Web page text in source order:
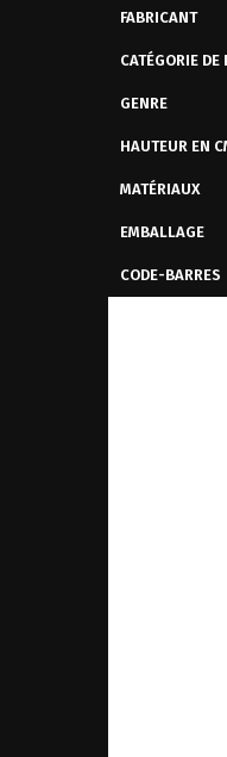
FABRICANT
CATÉGORIE DE
GENRE
HAUTEUR EN
MATÉRIAUX
EMBALLAGE
CODE-BARRES